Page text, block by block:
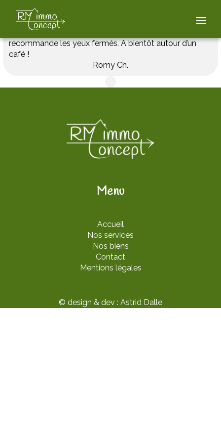
Une seule visite, un compromis et une vente en 1 mois
et demi ! Maryline a été réactive, humaine et très
professionnelle tout le long de mon acquisition. Je la
recommande les yeux fermés. A bientôt autour d’un
café !
Romy Ch.
Menu
Accueil
Nos services
Nos biens
Contact
Mentions légales
© design & dev : Astrid Dalle